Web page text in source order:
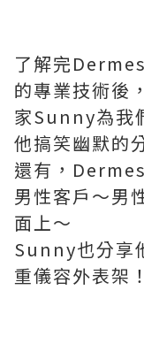
了解完
的專業技術後
家Sunny為我
他搞笑幽默的
還有，
男性客戶～男
面上～
Sunny也分享
重儀容外表架！